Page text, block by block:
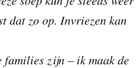
dat zo op. Invriezen kan
families zijn – ik maak de